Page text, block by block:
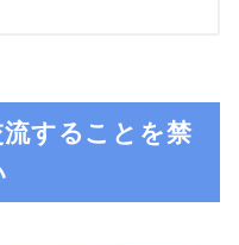
することを禁